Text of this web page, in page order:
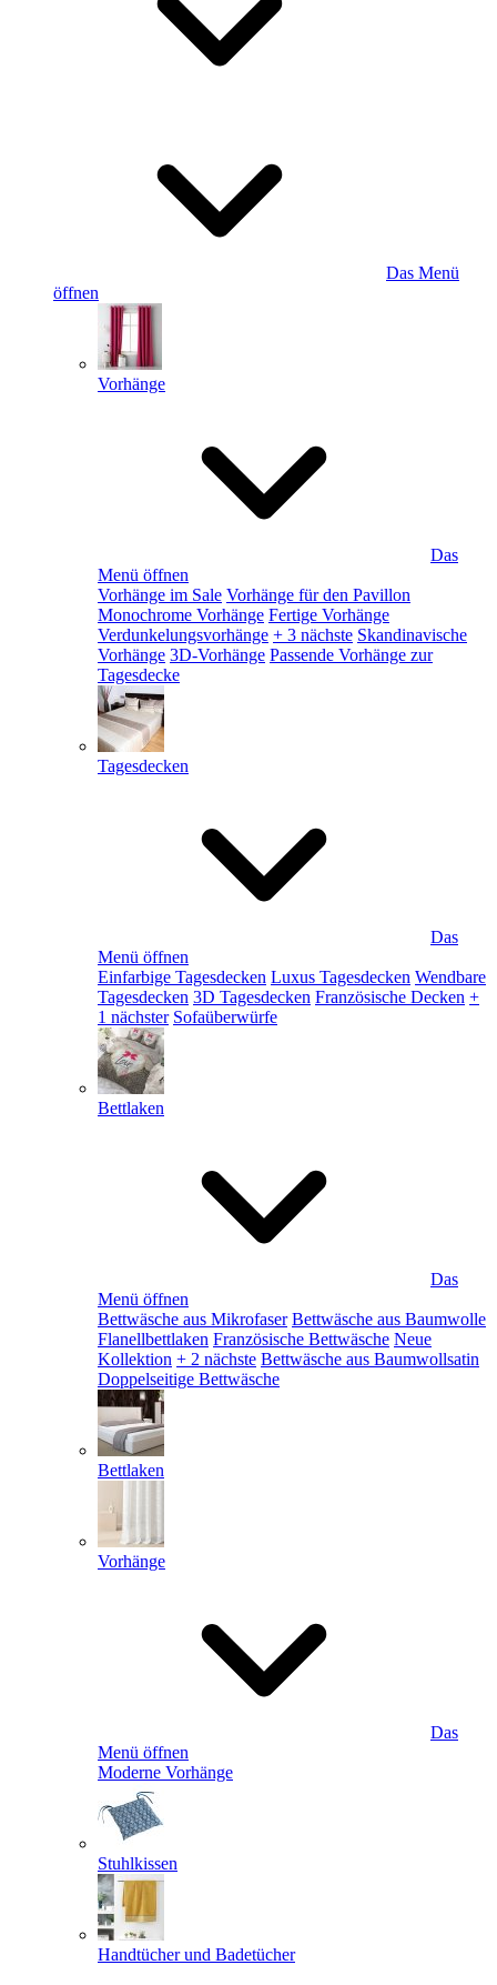
Das Menü
öffnen
Vorhänge
Das
Menü öffnen
Vorhänge im Sale Vorhänge für den Pavillon
Monochrome Vorhänge Fertige Vorhänge
Verdunkelungsvorhänge + 3 nächste Skandinavische
Vorhänge 3D-Vorhänge Passende Vorhänge zur
Tagesdecke
Tagesdecken
Das
Menü öffnen
Einfarbige Tagesdecken Luxus Tagesdecken Wendbare
Tagesdecken 3D Tagesdecken Französische Decken +
1 nächster Sofaüberwürfe
Bettlaken
Das
Menü öffnen
Bettwäsche aus Mikrofaser Bettwäsche aus Baumwolle
Flanellbettlaken Französische Bettwäsche Neue
Kollektion + 2 nächste Bettwäsche aus Baumwollsatin
Doppelseitige Bettwäsche
Bettlaken
Vorhänge
Das
Menü öffnen
Moderne Vorhänge
Stuhlkissen
Handtücher und Badetücher